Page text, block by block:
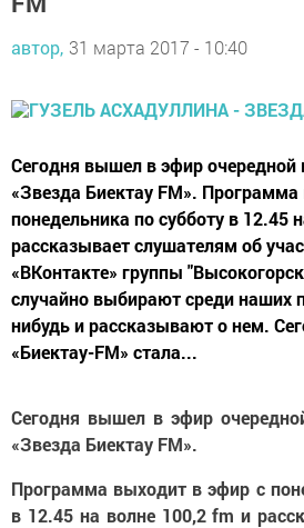
автор, 31 марта 2017 - 10:40
Сегодня вышел в эфир
«Звезда Биектау FM».
понедельника по субботу в 12.45
рассказывает слушателям об
«ВКонтакте» группы
случайно выбирают среди наших
нибудь и рассказывают о нем.
«Биектау-FM» стала...
Сегодня вышел в эфир
«Звезда Биектау FM».
Программа выходит в эфир с
в 12.45 на волне 100,2 fm и